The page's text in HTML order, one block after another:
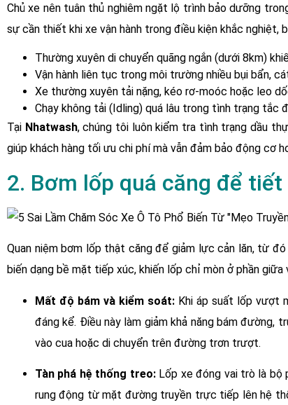
Chủ xe nên tuân thủ nghiêm ngặt lộ trình bảo dưỡng
sự cần thiết khi xe vận hành trong điều kiện khắc nghiệt,
Thường xuyên di chuyển quãng ngắn (dưới 8km)
Vận hành liên tục trong môi trường nhiều bụi bẩn,
Xe thường xuyên tải nặng, kéo rơ-moóc hoặc leo
Chạy không tải (Idling) quá lâu trong tình trạng tắc
Tại Nhatwash, chúng tôi luôn kiểm tra tình trạng dầu
giúp khách hàng tối ưu chi phí mà vẫn đảm bảo động cơ
2. Bơm lốp quá căng để
Quan niệm bơm lốp thật căng để giảm lực cản lăn, từ
biến dạng bề mặt tiếp xúc, khiến lốp chỉ mòn ở phần giữa
Mất độ bám và kiểm soát:Khi áp suất lốp vượt
đáng kể. Điều này làm giảm khả năng bám đường,
vào cua hoặc di chuyển trên đường trơn trượt.
Tàn phá hệ thống treo:Lốp xe đóng vai trò là bộ
rung động từ mặt đường truyền trực tiếp lên hệ